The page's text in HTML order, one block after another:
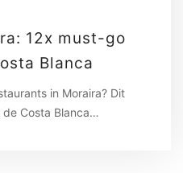
12x must-go
Blanca
in Moraira? Dit
Costa Blanca…